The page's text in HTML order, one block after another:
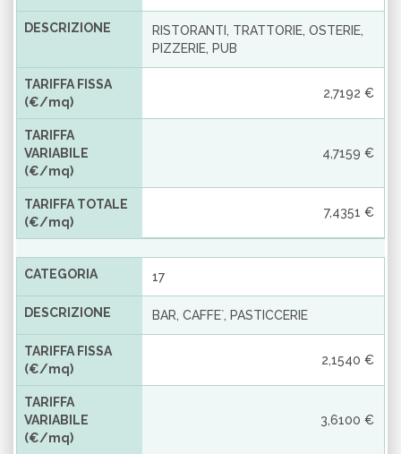
DESCRIZIONE
RISTORANTI, TRATTORIE, OSTERIE,
PIZZERIE, PUB
TARIFFA FISSA
(€/mq)
2,7192 €
TARIFFA
VARIABILE
(€/mq)
4,7159 €
TARIFFA TOTALE
(€/mq)
7,4351 €
CATEGORIA 17
DESCRIZIONE BAR, CAFFE`, PASTICCERIE
TARIFFA FISSA
(€/mq)
2,1540 €
TARIFFA
VARIABILE
(€/mq)
3,6100 €